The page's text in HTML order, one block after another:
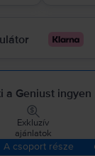
a Geniust ingyen
Exkluzív
ajánlatok
A csoport része